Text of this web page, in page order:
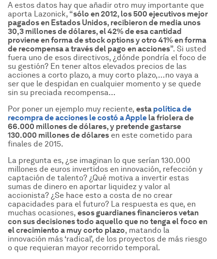
A estos datos hay que añadir otro muy importante que
aporta Lazonick, “sólo en 2012, los 500 ejecutivos mejor
pagados en Estados Unidos, recibieron de media unos
30,3 millones de dólares, el 42% de esa cantidad
proviene en forma de stock options y otro 41% en forma
de recompensa a través del pago en acciones”. Si usted
fuera uno de esos directivos, ¿dónde pondría el foco de
su gestión? En tener altos elevados precios de las
acciones a corto plazo, a muy corto plazo,…no vaya a
ser que le despidan en cualquier momento y se quede
sin su preciada recompensa…
Por poner un ejemplo muy reciente, esta política de
recompra de acciones le costó a Apple la friolera de
66.000 millones de dólares, y pretende gastarse
130.000 millones de dólares en este cometido para
finales de 2015.
La pregunta es, ¿se imaginan lo que serían 130.000
millones de euros invertidos en innovación, refección y
captación de talento? ¿Qué motiva a invertir estas
sumas de dinero en aportar liquidez y valor al
accionista? ¿Se hace esto a costa de no crear
capacidades para el futuro? La respuesta es que, en
muchas ocasiones, esos guardianes financieros vetan
con sus decisiones todo aquello que no tenga el foco en
el crecimiento a muy corto plazo, matando la
innovación más ‘radical’, de los proyectos de más riesgo
o que requieran mayor recorrido temporal.